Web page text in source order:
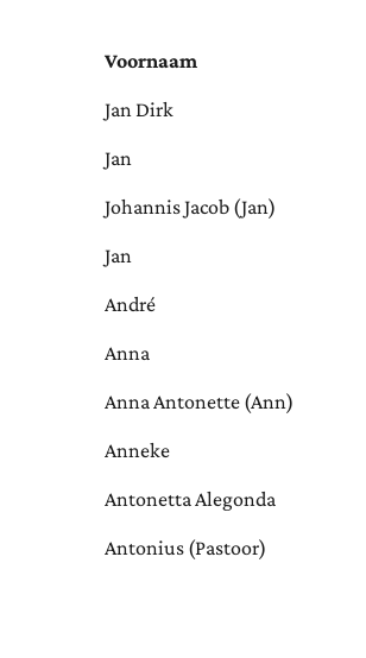
Voornaam
Jan Dirk
Jan
Johannis Jacob (Jan)
Jan
André
Anna
Anna Antonette (Ann)
Anneke
Antonetta Alegonda
Antonius (Pastoor)